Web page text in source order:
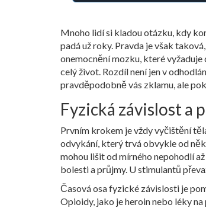
Mnoho lidí si kladou otázku, kdy
padá už roky. Pravda je však
onemocnění mozku, které
celý život. Rozdíl není jen v
pravděpodobně vás zklamu, ale
Fyzická závislost a
Prvním krokem je vždy vyčištění
odvykání, který trvá obvykle od
mohou lišit od mírného nepohodlí
bolesti a průjmy. U stimulantů
Časová osa fyzické závislosti je
Opioidy, jako je heroin nebo léky